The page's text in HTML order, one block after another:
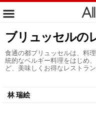
ブリュッセルの
食通の都ブリュッセルは、料
統的なベルギー料理をはじめ
ど、美味しくお得なレストラ
林 瑞絵